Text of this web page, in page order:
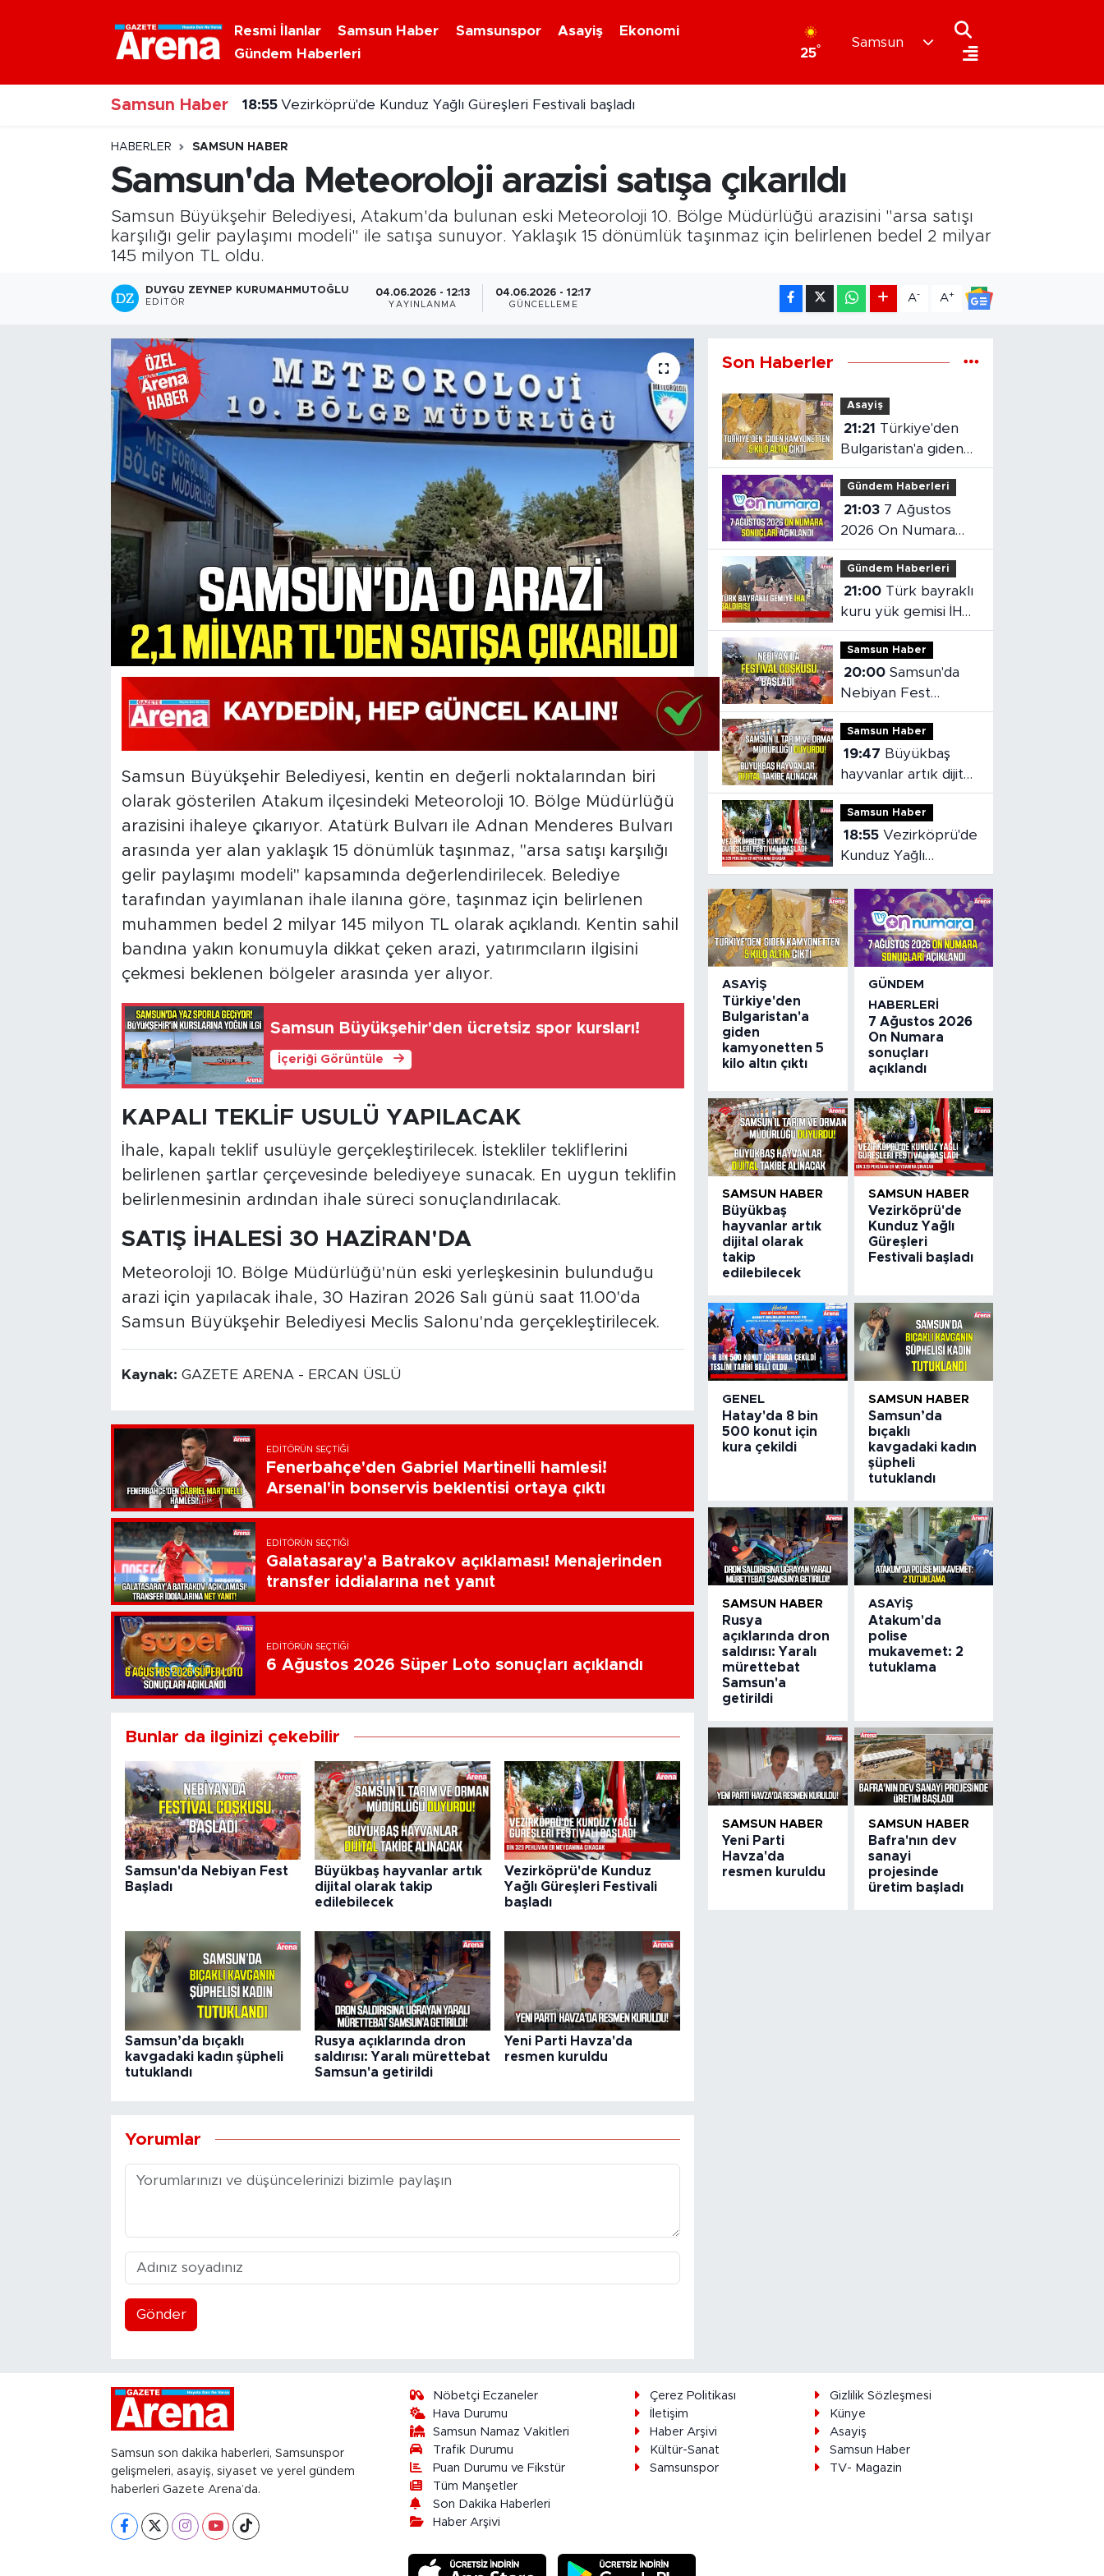
Resmi İlanlar Samsun Haber Samsunspor Asayiş
Ekonomi
Gündem Haberleri
25°
Samsun
Samsun Haber 18:55 Vezirköprü'de Kunduz Yağlı Güreşleri Festivali başladı
HABERLER SAMSUN HABER
Samsun'da Meteoroloji arazisi satışa çıkarıldı
Samsun Büyükşehir Belediyesi, Atakum'da bulunan eski Meteoroloji 10. Bölge Müdürlüğü arazisini "arsa satışı
karşılığı gelir paylaşımı modeli" ile satışa sunuyor. Yaklaşık 15 dönümlük taşınmaz için belirlenen bedel 2 milyar
145 milyon TL oldu.
DUYGU ZEYNEP KURUMAHMUTOĞLU
EDITÖR
04.06.2026 - 12:13
YAYINLANMA
04.06.2026 - 12:17
GÜNCELLEME
A- A+
Samsun Büyükşehir Belediyesi, kentin en değerli noktalarından biri
olarak gösterilen Atakum ilçesindeki Meteoroloji 10. Bölge Müdürlüğü
arazisini ihaleye çıkarıyor. Atatürk Bulvarı ile Adnan Menderes Bulvarı
arasında yer alan yaklaşık 15 dönümlük taşınmaz, "arsa satışı karşılığı
gelir paylaşımı modeli" kapsamında değerlendirilecek. Belediye
tarafından yayımlanan ihale ilanına göre, taşınmaz için belirlenen
muhammen bedel 2 milyar 145 milyon TL olarak açıklandı. Kentin sahil
bandına yakın konumuyla dikkat çeken arazi, yatırımcıların ilgisini
çekmesi beklenen bölgeler arasında yer alıyor.
Samsun Büyükşehir'den ücretsiz spor kursları!
İçeriği Görüntüle
KAPALI TEKLİF USULÜ YAPILACAK
İhale, kapalı teklif usulüyle gerçekleştirilecek. İstekliler tekliflerini
belirlenen şartlar çerçevesinde belediyeye sunacak. En uygun teklifin
belirlenmesinin ardından ihale süreci sonuçlandırılacak.
SATIŞ İHALESİ 30 HAZİRAN'DA
Meteoroloji 10. Bölge Müdürlüğü'nün eski yerleşkesinin bulunduğu
arazi için yapılacak ihale, 30 Haziran 2026 Salı günü saat 11.00'da
Samsun Büyükşehir Belediyesi Meclis Salonu'nda gerçekleştirilecek.
Kaynak: GAZETE ARENA - ERCAN ÜSLÜ
EDITÖRÜN SEÇTIĞI
Fenerbahçe'den Gabriel Martinelli hamlesi!
Arsenal'in bonservis beklentisi ortaya çıktı
EDITÖRÜN SEÇTIĞI
Galatasaray'a Batrakov açıklaması! Menajerinden
transfer iddialarına net yanıt
EDITÖRÜN SEÇTIĞI
6 Ağustos 2026 Süper Loto sonuçları açıklandı
Bunlar da ilginizi çekebilir
Samsun'da Nebiyan Fest
Başladı
Büyükbaş hayvanlar artık
dijital olarak takip
edilebilecek
Vezirköprü'de Kunduz
Yağlı Güreşleri Festivali
başladı
Samsun’da bıçaklı
kavgadaki kadın şüpheli
tutuklandı
Rusya açıklarında dron
saldırısı: Yaralı mürettebat
Samsun'a getirildi
Yeni Parti Havza'da
resmen kuruldu
Yorumlar
Gönder
Son Haberler
Asayiş
21:21
Bulgaristan'a giden
kamyonetten 5 kilo
altın çıktı
Gündem Haberleri
21:03
2026 On Numara
sonuçları açıklandı
Gündem Haberleri
21:00
kuru yük gemisi İHA
saldırısına uğradı
Samsun Haber
20:00 Samsun'da
Nebiyan Fest
Başladı
Samsun Haber
19:47
hayvanlar artık dijital
olarak takip
edilebilecek
Samsun Haber
18:55
Kunduz Yağlı
Güreşleri Festivali
başladı
ASAYIŞ
Türkiye'den
Bulgaristan'a
giden
kamyonetten 5
kilo altın çıktı
GÜNDEM
HABERLERI
7 Ağustos 2026
On Numara
sonuçları
açıklandı
SAMSUN HABER
Büyükbaş
hayvanlar artık
dijital olarak
takip
edilebilecek
SAMSUN HABER
Vezirköprü'de
Kunduz Yağlı
Güreşleri
Festivali başladı
GENEL
Hatay'da 8 bin
500 konut için
kura çekildi
SAMSUN HABER
Samsun’da
bıçaklı
kavgadaki kadın
şüpheli
tutuklandı
SAMSUN HABER
Rusya
açıklarında dron
saldırısı: Yaralı
mürettebat
Samsun'a
getirildi
ASAYIŞ
Atakum'da
polise
mukavemet: 2
tutuklama
SAMSUN HABER
Yeni Parti
Havza'da
resmen kuruldu
SAMSUN HABER
Bafra'nın dev
sanayi
projesinde
üretim başladı
Samsun son dakika haberleri, Samsunspor
gelişmeleri, asayiş, siyaset ve yerel gündem
haberleri Gazete Arena’da.
Nöbetçi Eczaneler
Hava Durumu
Samsun Namaz Vakitleri
Trafik Durumu
Puan Durumu ve Fikstür
Tüm Manşetler
Son Dakika Haberleri
Haber Arşivi
Çerez Politikası
Gizlilik Sözleşmesi
İletişim
Künye
Haber Arşivi
Asayiş
Kültür-Sanat
Samsun Haber
Samsunspor
TV- Magazin
Nöbetçi Eczaneler
Hava Durumu
Samsun Namaz Vakitleri
Trafik Durumu
Süper Lig Puan Durumu ve Fikstür
Son Dakika Haberleri
Haber Arşivi